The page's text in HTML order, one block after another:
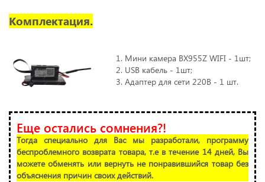
Комплектация.
Мини камера BX955Z WIFI - 1шт;
USB кабель - 1шт;
Адаптер для сети 220В - 1 шт.
Еще остались сомнения?!
Тогда специально для Вас мы разработали, программу
беспроблемного возврата товара, т.е в течение 14 дней, Вы
можете обменять или вернуть не понравившийся товар без
объяснения причин своих действий.